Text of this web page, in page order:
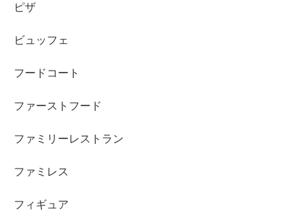
ピザ
ビュッフェ
フードコート
ファーストフード
ファミリーレストラン
ファミレス
フィギュア